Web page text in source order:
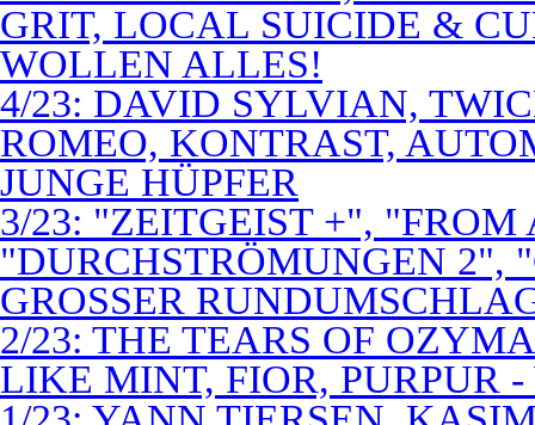
GRIT, LOCAL SUICIDE &
WOLLEN ALLES!
4/23: DAVID SYLVIAN,
ROMEO, KONTRAST,
JUNGE HÜPFER
3/23: "ZEITGEIST +", "FROM
"DURCHSTRÖMUNGEN 2",
GROSSER
2/23: THE TEARS OF
LIKE MINT, FIOR, PURPUR